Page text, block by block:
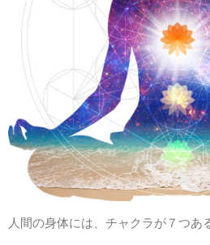
人間の身体には、チャクラが７つあ